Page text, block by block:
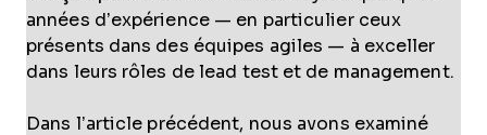
années d’expérience — en particulier ceux
présents dans des équipes agiles — à exceller
dans leurs rôles de lead test et de management.
Dans l’article précédent, nous avons examiné